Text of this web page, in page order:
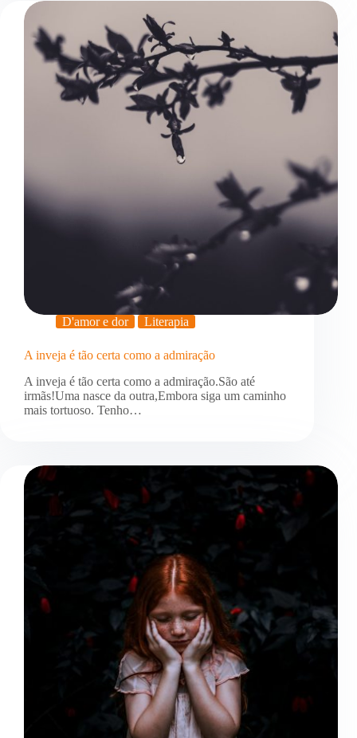
D'amor e dor Literapia
A inveja é tão certa como a admiração
A inveja é tão certa como a admiração.São até
irmãs!Uma nasce da outra,Embora siga um caminho
mais tortuoso. Tenho…